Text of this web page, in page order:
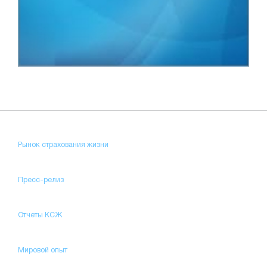
Рынок страхования жизни
Пресс-релиз
Отчеты КСЖ
Мировой опыт